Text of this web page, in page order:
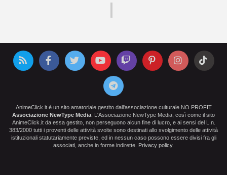
AnimeClick.it è un sito amatoriale gestito dall'associazione culturale NO PROFIT
Associazione NewType Media . L'Associazione NewType Media, così come il sito
AnimeClick.it da essa gestito, non perseguono alcun fine di lucro, e ai sensi del L.n.
383/2000 tutti i proventi delle attività svolte sono destinati allo svolgimento delle attività
istituzionali statutariamente previste, ed in nessun caso possono essere divisi fra gli
associati, anche in forme indirette. Privacy policy.